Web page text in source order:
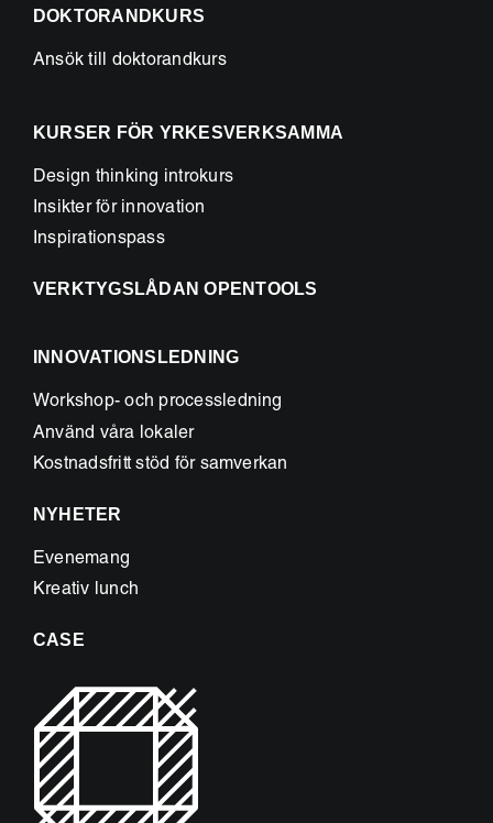
DOKTORANDKURS
Ansök till doktorandkurs
KURSER FÖR YRKESVERKSAMMA
Design thinking introkurs
Insikter för innovation
Inspirationspass
VERKTYGSLÅDAN OPENTOOLS
INNOVATIONSLEDNING
Workshop- och processledning
Använd våra lokaler
Kostnadsfritt stöd för samverkan
NYHETER
Evenemang
Kreativ lunch
CASE